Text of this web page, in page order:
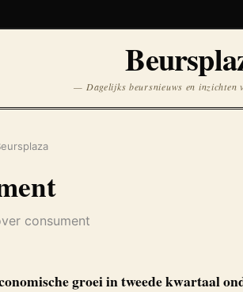
— Dagelijks beursnieuws en inzichten
consument
groei in tweede kwartaal